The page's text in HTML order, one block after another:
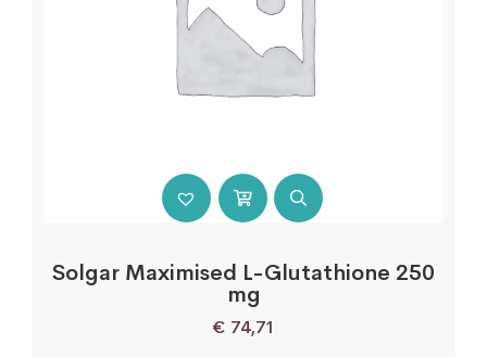
Solgar Maximised L-Glutathione 250
mg
€ 74,71